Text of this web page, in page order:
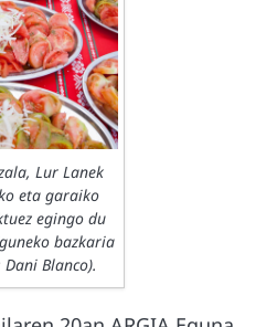
Lur Lanek
eta garaiko
egingo du
bazkaria
Dani Blanco).